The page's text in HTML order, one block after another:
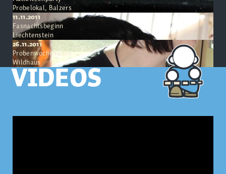
Probelokal, Balzers
11.11.2011
Fasnachtsbeginn
Liechtenstein
26.11.2011
Probenwochenende
Wildhaus
VIDEOS